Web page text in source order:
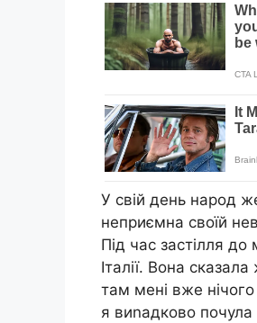
У свій день народ
неприємна своїй
Під час застілля
Італії. Вона
там мені вже
я виnадково